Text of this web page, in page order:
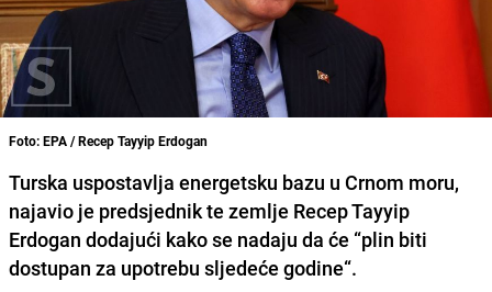
Foto: EPA / Recep Tayyip Erdogan
Turska uspostavlja energetsku bazu u Crnom moru,
najavio je predsjednik te zemlje Recep Tayyip
Erdogan dodajući kako se nadaju da će “plin biti
dostupan za upotrebu sljedeće godine“.